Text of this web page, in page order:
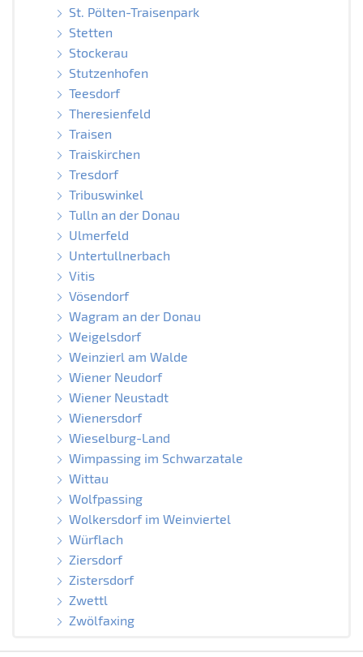
St. Pölten-Traisenpark
Stetten
Stockerau
Stutzenhofen
Teesdorf
Theresienfeld
Traisen
Traiskirchen
Tresdorf
Tribuswinkel
Tulln an der Donau
Ulmerfeld
Untertullnerbach
Vitis
Vösendorf
Wagram an der Donau
Weigelsdorf
Weinzierl am Walde
Wiener Neudorf
Wiener Neustadt
Wienersdorf
Wieselburg-Land
Wimpassing im Schwarzatale
Wittau
Wolfpassing
Wolkersdorf im Weinviertel
Würflach
Ziersdorf
Zistersdorf
Zwettl
Zwölfaxing